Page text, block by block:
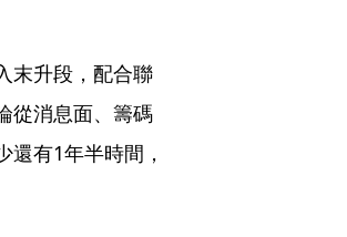
末升段，配合聯
從消息面、籌碼
有1年半時間，